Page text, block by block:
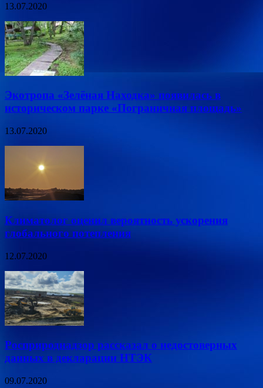
13.07.2020
Экотропа «Зелёная Находка» появилась в
историческом парке «Пограничная площадь»
13.07.2020
Климатолог оценил вероятность ускорения
глобального потепления
12.07.2020
Росприроднадзор рассказал о недостоверных
данных в декларации НТЭК
09.07.2020